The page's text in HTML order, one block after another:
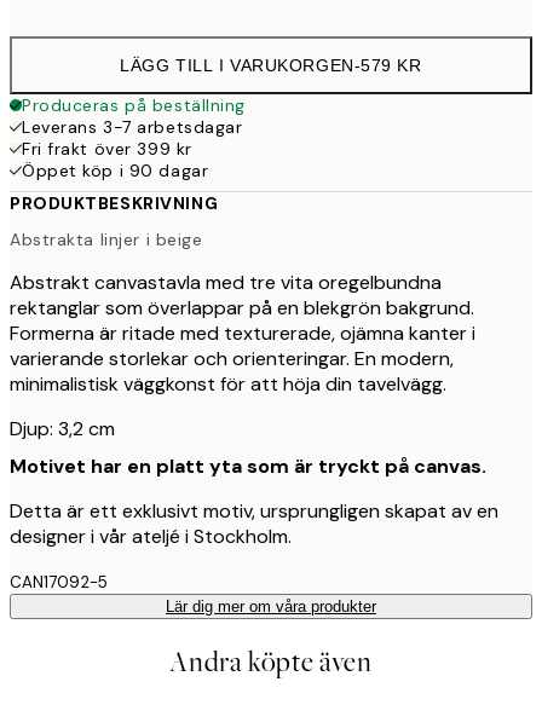
LÄGG TILL I VARUKORGEN-579 KR
Produceras på beställning
Leverans 3-7 arbetsdagar
Fri frakt över 399 kr
Öppet köp i 90 dagar
PRODUKTBESKRIVNING
Abstrakta linjer i beige
Abstrakt canvastavla med tre vita oregelbundna
rektanglar som överlappar på en blekgrön bakgrund.
Formerna är ritade med texturerade, ojämna kanter i
varierande storlekar och orienteringar. En modern,
minimalistisk väggkonst för att höja din tavelvägg.
Djup: 3,2 cm
Motivet har en platt yta som är tryckt på canvas.
Detta är ett exklusivt motiv, ursprungligen skapat av en
designer i vår ateljé i Stockholm.
CAN17092-5
Lär dig mer om våra produkter
Andra köpte även